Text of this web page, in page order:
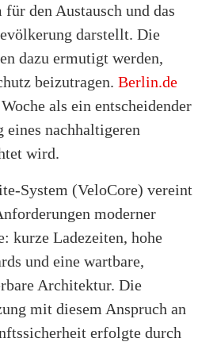
den Austausch und das
darstellt. Die
dazu ermutigt werden,
beizutragen. Berlin.de
als ein entscheidender
nachhaltigeren
wird.
System (VeloCore) vereint
moderner
kurze Ladezeiten, hohe
und eine wartbare,
Architektur. Die
mit diesem Anspruch an
erfolgte durch